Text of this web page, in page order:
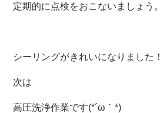
定期的に点検をおこないましょう。
シーリングがきれいになりました！
次は
高圧洗浄作業です(*´ω｀*)